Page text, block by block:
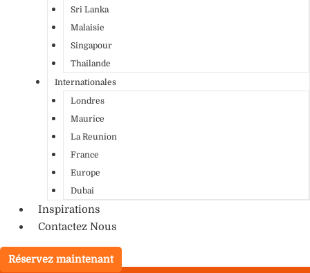
Sri Lanka
Malaisie
Singapour
Thailande
Internationales
Londres
Maurice
La Reunion
France
Europe
Dubai
Inspirations
Contactez Nous
Réservez maintenant